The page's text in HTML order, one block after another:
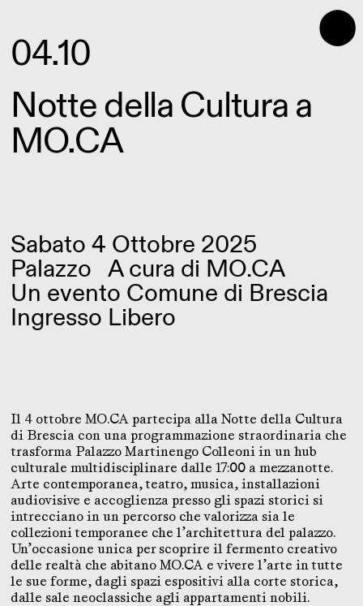
⬤
04.10
Notte della Cultura a
MO.CA
Sabato 4 Ottobre 2025
Palazzo A cura di MO.CA
Un evento Comune di Brescia
Ingresso Libero
Il 4 ottobre MO.CA partecipa alla Notte della Cultura
di Brescia con una programmazione straordinaria che
trasforma Palazzo Martinengo Colleoni in un hub
culturale multidisciplinare dalle 17:00 a mezzanotte.
Arte contemporanea, teatro, musica, installazioni
audiovisive e accoglienza presso gli spazi storici si
intrecciano in un percorso che valorizza sia le
collezioni temporanee che l’architettura del palazzo.
Un’occasione unica per scoprire il fermento creativo
delle realtà che abitano MO.CA e vivere l’arte in tutte
le sue forme, dagli spazi espositivi alla corte storica,
dalle sale neoclassiche agli appartamenti nobili.